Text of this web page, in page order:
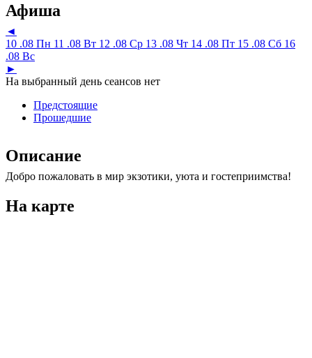
Афиша
◄
10 .08 Пн 11 .08 Вт 12 .08 Ср 13 .08 Чт 14 .08 Пт 15 .08 Сб 16
.08 Вс
►
На выбранный день сеансов нет
Предстоящие
Прошедшие
Описание
Добро пожаловать в мир экзотики, уюта и гостеприимства!
На карте